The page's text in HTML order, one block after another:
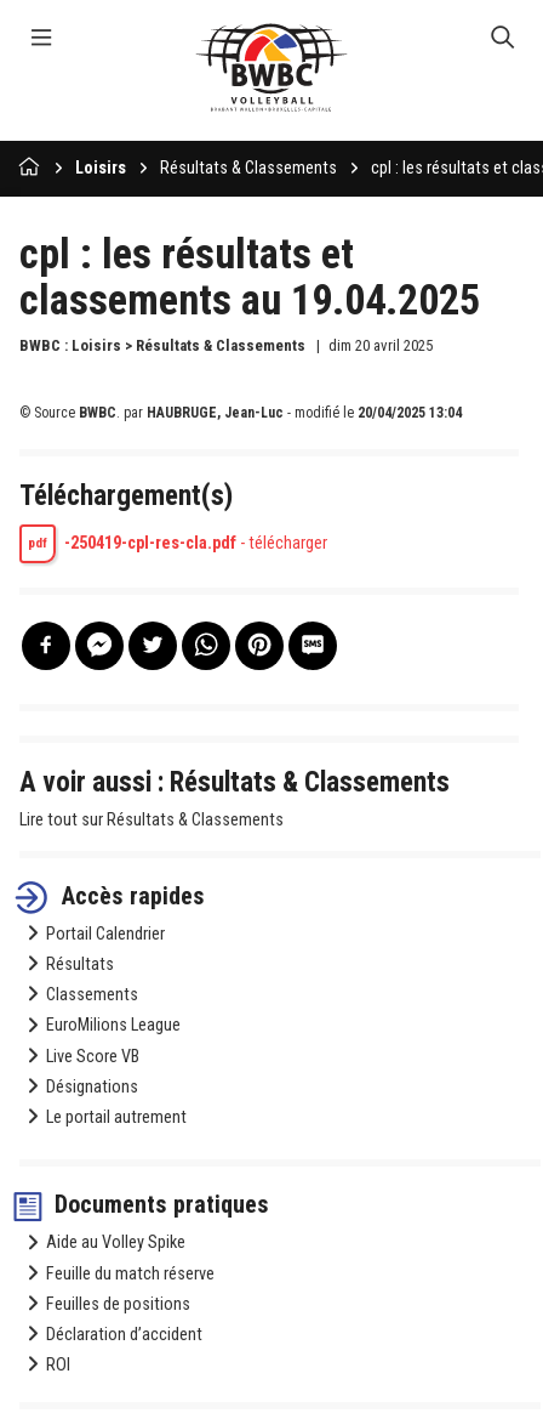
Loisirs Résultats & Classements cpl : les résultats et
cpl : les résultats et
classements au 19.04.2025
BWBC : Loisirs > Résultats & Classements dim 20 avril 2025
© Source BWBC par HAUBRUGE, Jean-Luc - modifié le 20/04/2025 13:04
Téléchargement(s)
pdf -250419-cpl-res-cla.pdf-télécharger
A voir aussi : Résultats & Classements
Lire tout sur Résultats & Classements
Accès rapides
Portail Calendrier
Résultats
Classements
EuroMilions League
Live Score VB
Désignations
Le portail autrement
Documents pratiques
Aide au Volley Spike
Feuille du match réserve
Feuilles de positions
Déclaration d’accident
ROI